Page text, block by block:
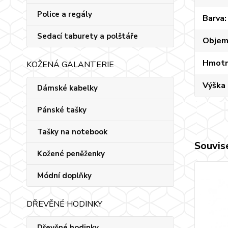
Police a regály
Sedací taburety a polštáře
KOŽENÁ GALANTERIE
Dámské kabelky
Pánské tašky
Tašky na notebook
Kožené peněženky
Módní doplňky
DŘEVĚNÉ HODINKY
Barva
Objem